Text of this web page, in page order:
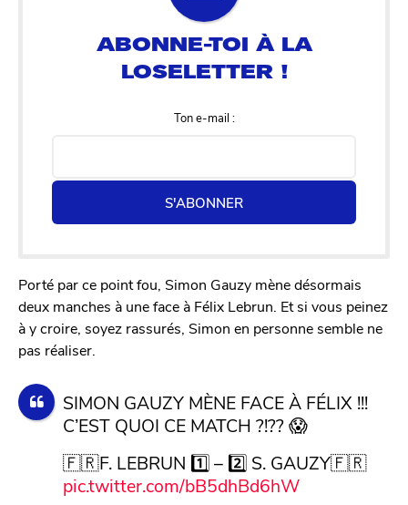
Ton e-mail :
S'ABONNER
Porté par ce point fou, Simon Gauzy mène désormais
deux manches à une face à Félix Lebrun. Et si vous peinez
à y croire, soyez rassurés, Simon en personne semble ne
pas réaliser.
SIMON GAUZY MÈNE FACE À FÉLIX !!!
C’EST QUOI CE MATCH ?!?? 😱
🇫🇷F. LEBRUN 1️⃣ – 2️⃣ S. GAUZY🇫🇷
pic.twitter.com/bB5dhBd6hW